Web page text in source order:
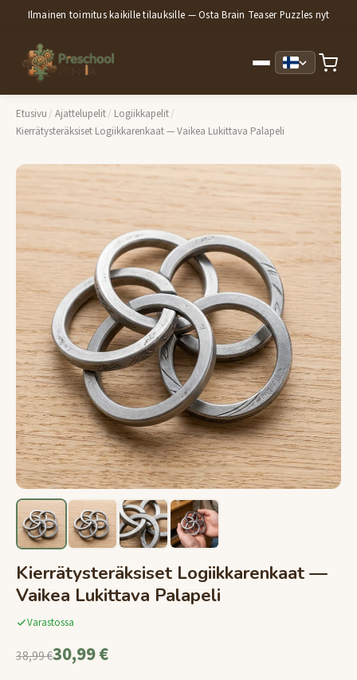
Ilmainen toimitus kaikille tilauksille — Osta Brain Teaser Puzzles nyt
Etusivu / Ajattelupelit/ Logiikkapelit/
Kierrätysteräksiset Logiikkarenkaat — Vaikea Lukittava Palapeli
Kierrätysteräksiset Logiikkarenkaat —
Vaikea Lukittava Palapeli
Varastossa
38,99 €30,99 €